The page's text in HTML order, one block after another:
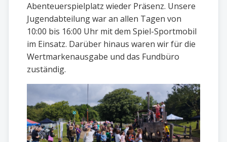
Abenteuerspielplatz wieder Präsenz. Unsere
Jugendabteilung war an allen Tagen von
10:00 bis 16:00 Uhr mit dem Spiel-Sportmobil
im Einsatz. Darüber hinaus waren wir für die
Wertmarkenausgabe und das Fundbüro
zuständig.